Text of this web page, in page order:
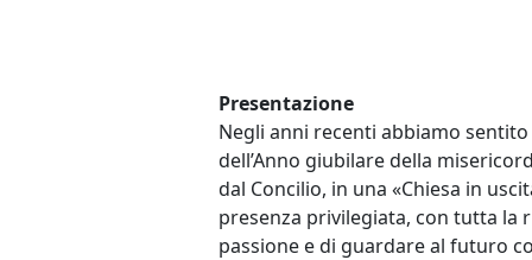
Presentazione
Negli anni recenti abbiamo sentito
dell’Anno giubilare della
dal Concilio, in una «Chiesa in
presenza privilegiata, con tutta la
passione e di guardare al futuro